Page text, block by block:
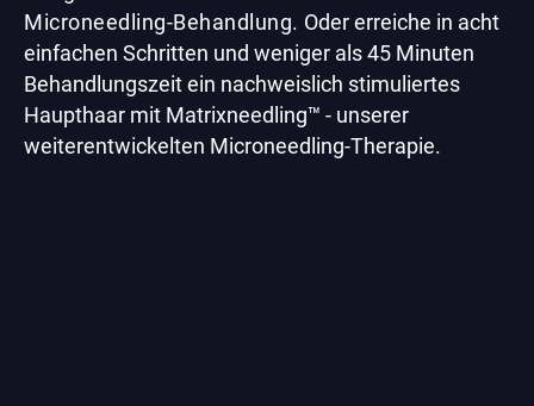
Microneedling-Behandlung. Oder erreiche in acht
einfachen Schritten und weniger als 45 Minuten
Behandlungszeit ein nachweislich stimuliertes
Haupthaar mit Matrixneedling™ - unserer
weiterentwickelten Microneedling-Therapie.